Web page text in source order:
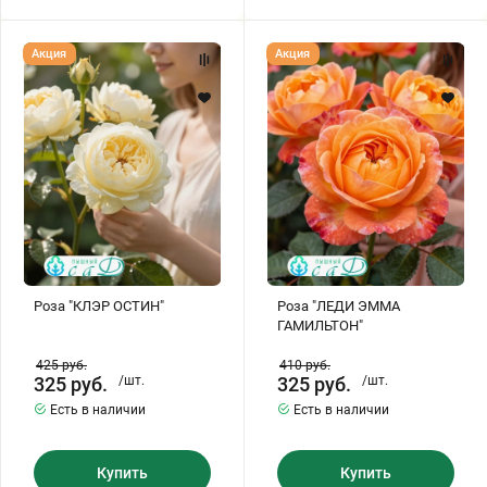
Роза
"КЛЭР
ОСТИН"
Роза "КЛЭР ОСТИН"
Акция
425руб.
325 руб.
/шт.
Есть в наличии
Купить
Роза
"ЛЕДИ
ЭММА
ГАМИЛЬТОН"
Роза "ЛЕДИ ЭММА
ГАМИЛЬТОН"
Акция
410руб.
325 руб.
/шт.
Есть в наличии
Купить